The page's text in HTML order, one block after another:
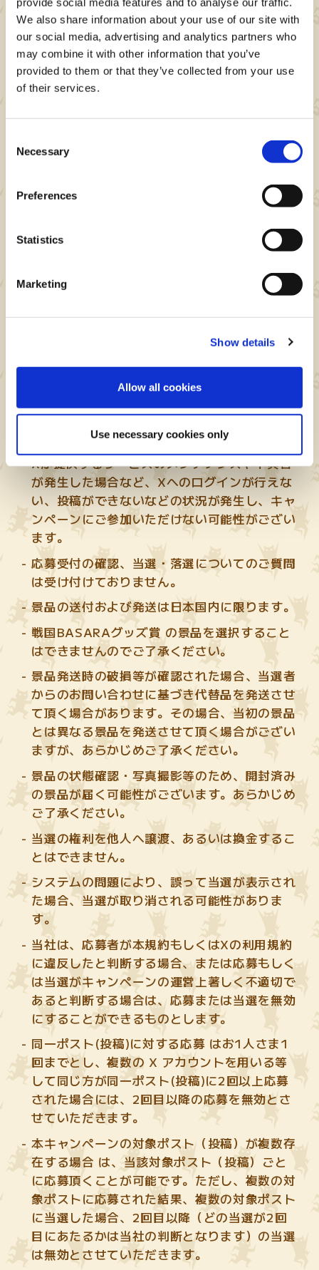
We also share information about your use of our site with
our social media, advertising and analytics partners who
may combine it with other information that you’ve
provided to them or that they’ve collected from your use
of their services.
Selection
Necessary
Preferences
Statistics
Marketing
Show details
Allow all cookies
Use necessary cookies only
します。
応募される場合は、『モンスターハンターパズ
ル アイルーアイランド公式』 X アカウント
(@MHPuzzles )をフォローしてください。
本キャンペーンは、2026年1月以降 に抽選を
実施し、当選した場合、応募アカウントにダイ
ます。
は、当選連絡と同時に景品を付与いたします。
景品の発送に必要な情報（住所・氏名等）の提
定する期限以内にご同意いただけない場合、当
選は取消となります。
『モンスターハンターパズル アイルーアイラ
@MHPuzzles)のフ
のでご注意ください。
ダイレクトメッセージの再発行はいたしませ
Xが提供するサービスのメンテナンスや不具合
が発生した場合など、Xへのログインが行えな
い、投稿ができないなどの状況が発生し、キャ
ンペーンにご参加いただけない可能性がござい
ます。
応募受付の確認、当選・落選についてのご質問
は受け付けておりません。
景品の送付および発送は日本国内に限ります。
戦国BASARAグッズ賞 の景品を選択すること
はできませんのでご了承ください。
景品発送時の破損等が確認された場合、当選者
からのお問い合わせに基づき代替品を発送させ
て頂く場合があります。その場合、当初の景品
とは異なる景品を発送させて頂く場合がござい
ますが、あらかじめご了承ください。
景品の状態確認・写真撮影等のため、開封済み
の景品が届く可能性がございます。あらかじめ
ご了承ください。
当選の権利を他人へ譲渡、あるいは換金するこ
とはできません。
システムの問題により、誤って当選が表示され
た場合、当選が取り消される可能性がありま
す。
当社は、応募者が本規約もしくはXの利用規約
に違反したと判断する場合、または応募もしく
は当選がキャンペーンの運営上著しく不適切で
あると判断する場合は、応募または当選を無効
にすることができるものとします。
同一ポスト(投稿)に対する応募 はお1人さま1
回までとし、複数の X アカウントを用いる等
して同じ方が同一ポスト(投稿)に2回以上応募
された場合には、2回目以降の応募を無効とさ
せていただきます。
本キャンペーンの対象ポスト（投稿）が複数存
在する場合 は、当該対象ポスト（投稿）ごと
に応募頂くことが可能です。ただし、複数の対
象ポストに応募された結果、複数の対象ポスト
に当選した場合、2回目以降（どの当選が2回
目にあたるかは当社の判断となります）の当選
は無効とさせていただきます。